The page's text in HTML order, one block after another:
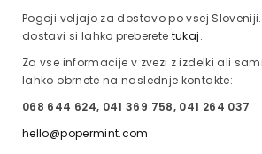
Pogoji veljajo za dostavo po vsej
dostavi si lahko preberete tukaj.
Za vse informacije v zvezi z izdelki ali
lahko obrnete na naslednje kontakte:
068 644 624, 041 369 758, 041 264 037
hello@popermint.com